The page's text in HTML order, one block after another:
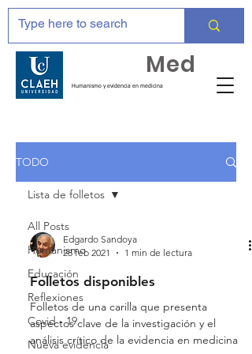
Humanismo y evidencia en medicina
Med
TODO
All Posts
Humanismo
Educación
Reflexiones
Covid - 19
Nueva evidencia
Lista de folletos
Edgardo Sandoya
28 feb 2021
1 min de lectura
Folletos disponibles
Folletos de una carilla que presenta
aspectos clave de la investigación y el
análisis crítico de la evidencia en medicina